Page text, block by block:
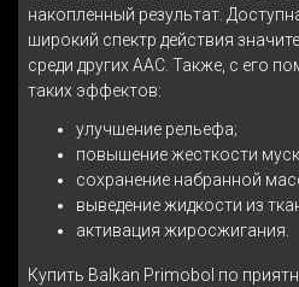
накопленный результат.
широкий спектр действия
среди других ААС. Также, с его
таких эффектов:
улучшение рельефа;
повышение жесткости
сохранение набранной
выведение жидкости из
активация жиросжигания.
Купить Balkan Primobol по